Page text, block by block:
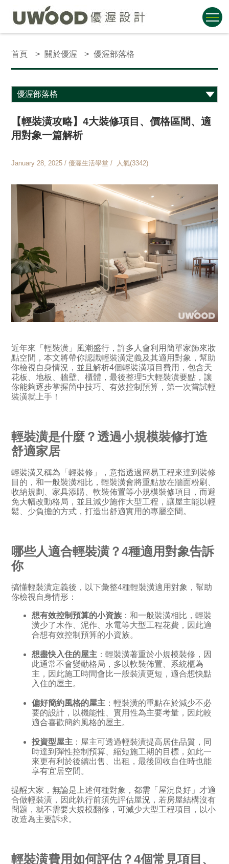
首頁 關於優渥 優渥部落格
【輕裝潢攻略】4大裝修項目、價格區間、適
用對象一篇解析
January 28, 2025 / 優渥生活學堂 / 人氣(3342)
近年來「輕裝潢」風潮盛行，許多人會利用簡單家飾來妝
點空間，本文將帶你認識輕裝潢定義及其適用對象，幫助
你檢視自身情況，並且解析4個輕裝潢項目費用，包含天
花板、地板、牆壁、櫃體，最後整理5大輕裝潢要點，讓
你能夠逐步掌握箇中技巧、有效控制預算，第一次嘗試輕
裝潢就上手！
輕裝潢是什麼？透過小規模裝修打造
舒適家居
輕裝潢又稱為「輕裝修」，意指透過簡易工程來達到裝修
目的，和一般裝潢相比，輕裝潢會將重點放在牆面粉刷、
收納規劃、家具添購、軟裝佈置等小規模裝修項目，而避
免大幅改動格局，並且減少施作大型工程，讓屋主能以輕
鬆、少負擔的方式，打造出舒適實用的專屬空間。
哪些人適合輕裝潢？4種適用對象告訴
你
搞懂輕裝潢定義後，以下彙整4種輕裝潢適用對象，幫助
你檢視自身情形：
想有效控制預算的小資族 ：和一般裝潢相比，輕裝
潢少了木作、泥作、水電等大型工程花費，因此適
合想有效控制預算的小資族。
想盡快入住的屋主 ：輕裝潢著重於小規模裝修，因
此通常不會變動格局，多以軟裝佈置、系統櫃為
主，因此施工時間會比一般裝潢更短，適合想快點
入住的屋主。
偏好簡約風格的屋主 ：輕裝潢的重點在於減少不必
要的設計，以機能性、實用性為主要考量，因此較
適合喜歡簡約風格的屋主。
投資型屋主 ：屋主可透過輕裝潢提高居住品質，同
時達到彈性控制預算、縮短施工期的目標，如此一
來更有利於後續出售、出租，最後回收自住時也能
享有宜居空間。
提醒大家，無論是上述何種對象，都需「屋況良好」才適
合做輕裝潢，因此執行前須先評估屋況，若房屋結構沒有
問題，就不需要大規模翻修，可減少大型工程項目，以小
改造為主要訴求。
輕裝潢費用如何評估？4個常見項目、